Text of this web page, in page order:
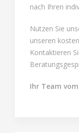
nach Ihren
Nutzen Sie
unseren
Kontaktieren
Ihr Team